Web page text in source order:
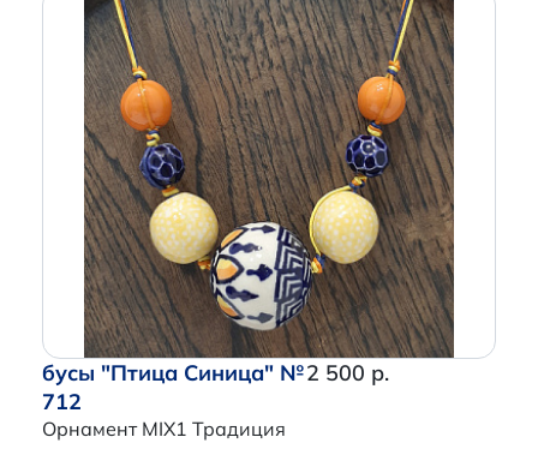
бусы "Птица Синица" №
712
Орнамент MIX1 Традиция
2 500 р.